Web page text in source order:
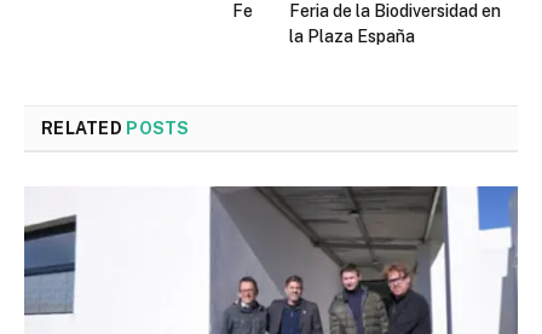
Fe
Feria de la Biodiversidad en
la Plaza España
RELATED POSTS